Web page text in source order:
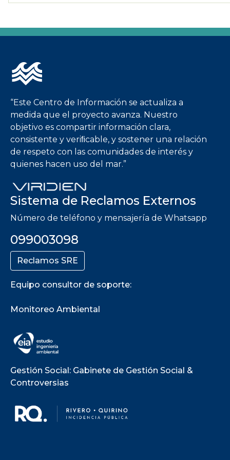
Imagen
“Este Centro de Información se actualiza a
medida que el proyecto avanza. Nuestro
objetivo es compartir información clara,
consistente y veriﬁcable, y sostener una relación
de respeto con las comunidades de interés y
quienes hacen uso del mar.”
Sistema de Reclamos Externos
Número de teléfono y mensajería de Whatsapp
099003098
Reclamos SRE
Equipo consultor de soporte:
Monitoreo Ambiental
Gestión Social: Gabinete de Gestión Social &
Controversias